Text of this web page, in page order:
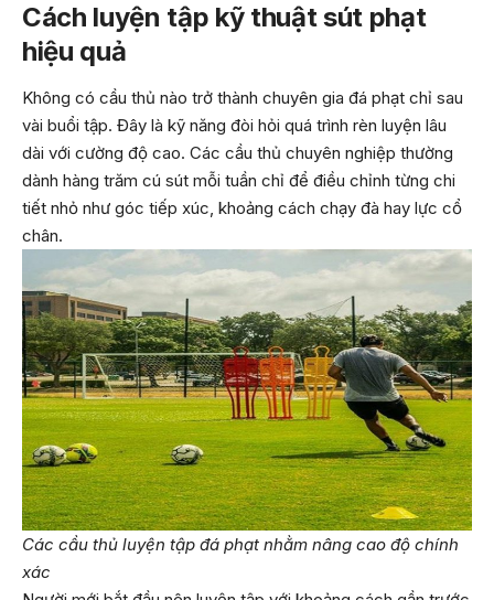
Cách luyện tập kỹ thuật sút phạt
hiệu quả
Không có cầu thủ nào trở thành chuyên gia đá phạt chỉ sau
vài buổi tập. Đây là kỹ năng đòi hỏi quá trình rèn luyện lâu
dài với cường độ cao. Các cầu thủ chuyên nghiệp thường
dành hàng trăm cú sút mỗi tuần chỉ để điều chỉnh từng chi
tiết nhỏ như góc tiếp xúc, khoảng cách chạy đà hay lực cổ
chân.
Các cầu thủ luyện tập đá phạt nhằm nâng cao độ chính
xác